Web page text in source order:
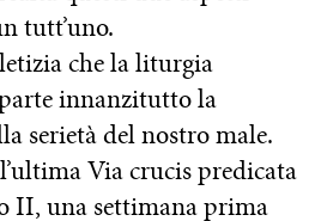
tutt’uno.
che la liturgia
innanzitutto la
serietà del nostro male.
Via crucis predicata
II, una settimana prima